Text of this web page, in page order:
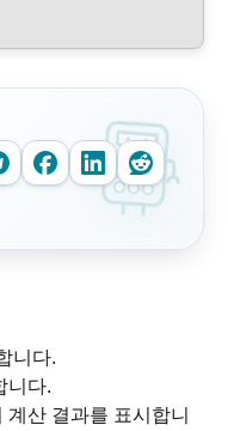
니다.
니다.
산 결과를 표시합니